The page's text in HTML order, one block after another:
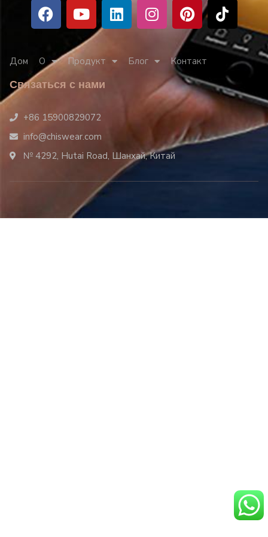
Дом О Продукт Блог Контакт
Связаться с нами
+86 15900829072
info@chiswear.com
№ 4292, Hutai Road, Шанхай, Китай